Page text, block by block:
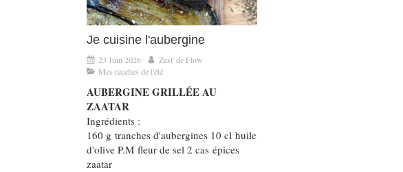
Je cuisine l'aubergine
23 Juin 2026
Zest' de Flow
Mes recettes de l'été
AUBERGINE GRILLÉE AU
ZAATAR
Ingrédients :
160 g tranches d'aubergines 10 cl huile
d'olive P.M fleur de sel 2 cas épices
zaatar